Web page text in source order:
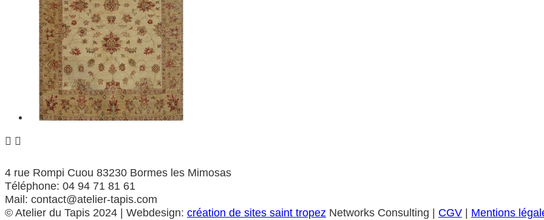
 
4 rue Rompi Cuou 83230 Bormes les Mimosas
Téléphone: 04 94 71 81 61
Mail: contact@atelier-tapis.com
© Atelier du Tapis 2024 | Webdesign: création de sites saint tropez Networks Consulting | CGV Mentions